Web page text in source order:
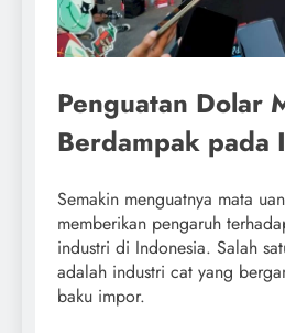
Penguatan Dolar
Berdampak pada
Semakin menguatnya mata
memberikan pengaruh
industri di Indonesia. Salah
adalah industri cat yang
baku impor.